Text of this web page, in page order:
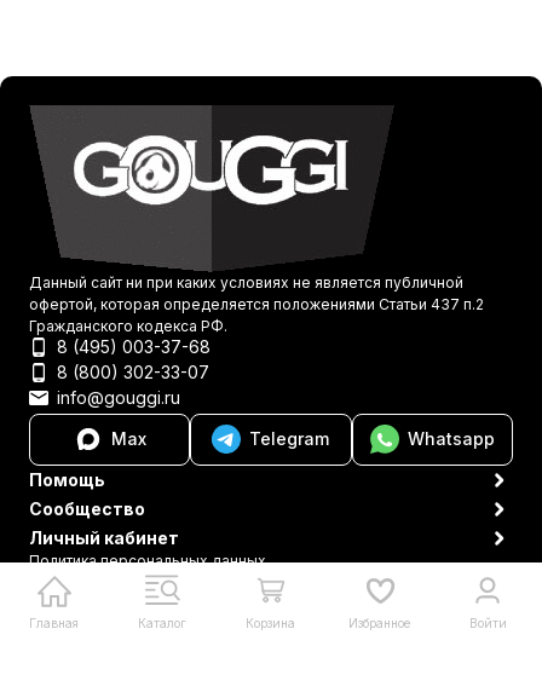
Главная Каталог Корзина Избранное Войти
Данный сайт ни при каких условиях не является публичной
офертой, которая определяется положениями Статьи 437 п.2
Гражданского кодекса РФ.
8 (495) 003-37-68
8 (800) 302-33-07
info@gouggi.ru
Max
Telegram
Whatsapp
Помощь
Сообщество
Личный кабинет
Политика персональных данных
© 2021-2026 Gouggi